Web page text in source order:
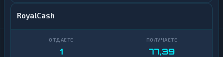
RoyalCash
1 77,39